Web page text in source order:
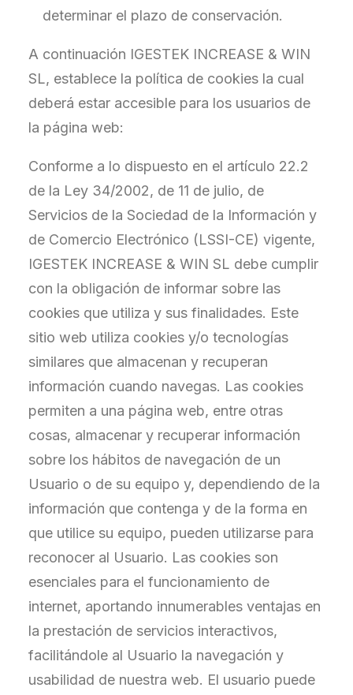
determinar el plazo de conservación.
A continuación IGESTEK INCREASE & WIN
SL, establece la política de cookies la cual
deberá estar accesible para los usuarios de
la página web:
Conforme a lo dispuesto en el artículo 22.2
de la Ley 34/2002, de 11 de julio, de
Servicios de la Sociedad de la Información y
de Comercio Electrónico (LSSI-CE) vigente,
IGESTEK INCREASE & WIN SL debe cumplir
con la obligación de informar sobre las
cookies que utiliza y sus finalidades. Este
sitio web utiliza cookies y/o tecnologías
similares que almacenan y recuperan
información cuando navegas. Las cookies
permiten a una página web, entre otras
cosas, almacenar y recuperar información
sobre los hábitos de navegación de un
Usuario o de su equipo y, dependiendo de la
información que contenga y de la forma en
que utilice su equipo, pueden utilizarse para
reconocer al Usuario. Las cookies son
esenciales para el funcionamiento de
internet, aportando innumerables ventajas en
la prestación de servicios interactivos,
facilitándole al Usuario la navegación y
usabilidad de nuestra web. El usuario puede